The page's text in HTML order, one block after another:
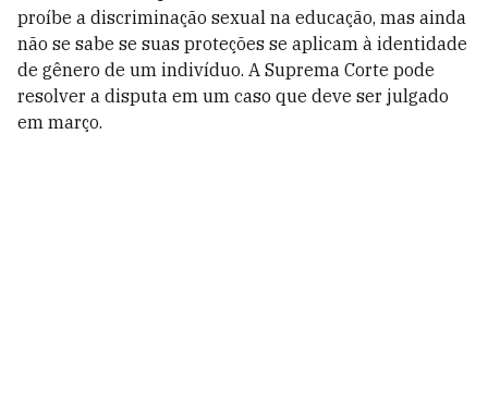
proíbe a discriminação sexual na educação, mas ainda
não se sabe se suas proteções se aplicam à identidade
de gênero de um indivíduo. A Suprema Corte pode
resolver a disputa em um caso que deve ser julgado
em março.